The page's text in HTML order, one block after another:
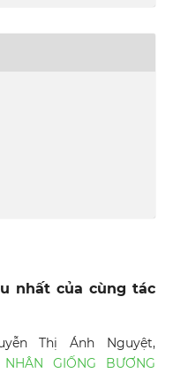
nhất của cùng tác
Thị Ánh Nguyệt,
GIỐNG BƯƠNG